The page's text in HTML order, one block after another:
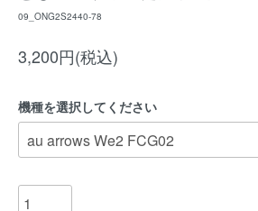
09_ONG2S2440-78
3,200円(税込)
機種を選択してください